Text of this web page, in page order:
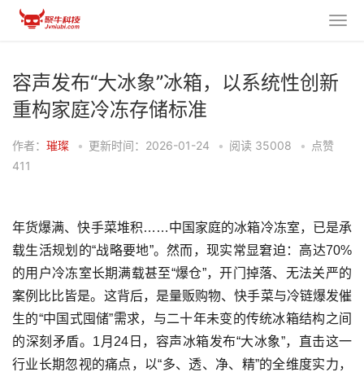
容声发布“大冰象”冰箱，以系统性创新
重构家庭冷冻存储标准
作者： 璀璨 • 更新时间：2026-01-24 • 阅读 35008 • 点赞
411
年货爆满、快手菜堆积……中国家庭的冰箱冷冻室，已是承
载生活规划的“战略要地”。然而，现实常显窘迫：高达70%
的用户冷冻室长期满载甚至“爆仓”，开门掉落、无法关严的
案例比比皆是。这背后，是量贩购物、快手菜与冷链爆发催
生的“中国式囤储”需求，与二十年未变的传统冰箱结构之间
的深刻矛盾。1月24日，容声冰箱发布“大冰象”，直击这一
行业长期忽视的痛点，以“多、透、净、精”的全维度实力，